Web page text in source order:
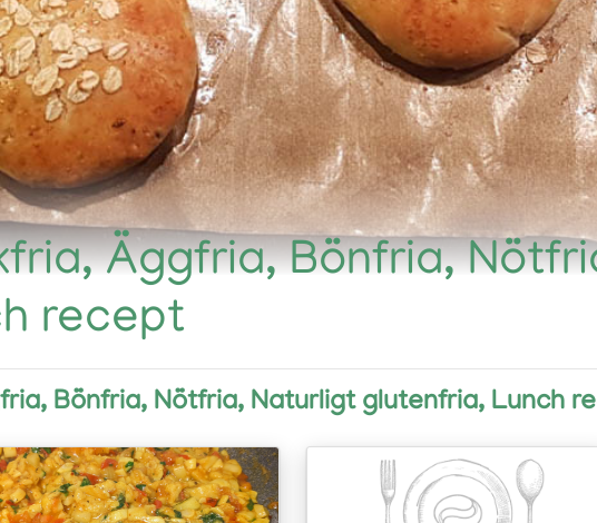
Äggfria, Bönfria,
recept
Bönfria, Nötfria, Naturligt glutenfria, Lunch